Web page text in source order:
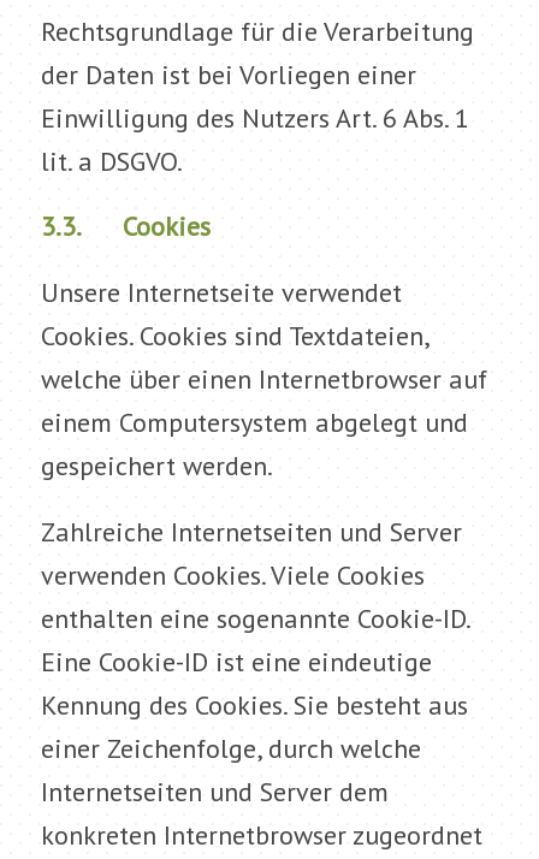
Rechtsgrundlage für die Verarbeitung
der Daten ist bei Vorliegen einer
Einwilligung des Nutzers Art. 6 Abs. 1
lit. a DSGVO.
3.3. Cookies
Unsere Internetseite verwendet
Cookies. Cookies sind Textdateien,
welche über einen Internetbrowser auf
einem Computersystem abgelegt und
gespeichert werden.
Zahlreiche Internetseiten und Server
verwenden Cookies. Viele Cookies
enthalten eine sogenannte Cookie-ID.
Eine Cookie-ID ist eine eindeutige
Kennung des Cookies. Sie besteht aus
einer Zeichenfolge, durch welche
Internetseiten und Server dem
konkreten Internetbrowser zugeordnet